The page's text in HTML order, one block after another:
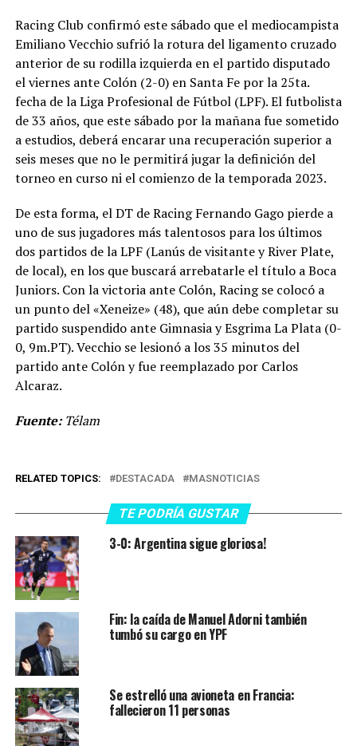
Racing Club confirmó este sábado que el mediocampista
Emiliano Vecchio sufrió la rotura del ligamento cruzado
anterior de su rodilla izquierda en el partido disputado
el viernes ante Colón (2-0) en Santa Fe por la 25ta.
fecha de la Liga Profesional de Fútbol (LPF). El futbolista
de 33 años, que este sábado por la mañana fue sometido
a estudios, deberá encarar una recuperación superior a
seis meses que no le permitirá jugar la definición del
torneo en curso ni el comienzo de la temporada 2023.
De esta forma, el DT de Racing Fernando Gago pierde a
uno de sus jugadores más talentosos para los últimos
dos partidos de la LPF (Lanús de visitante y River Plate,
de local), en los que buscará arrebatarle el título a Boca
Juniors. Con la victoria ante Colón, Racing se colocó a
un punto del «Xeneize» (48), que aún debe completar su
partido suspendido ante Gimnasia y Esgrima La Plata (0-
0, 9m.PT). Vecchio se lesionó a los 35 minutos del
partido ante Colón y fue reemplazado por Carlos
Alcaraz.
Fuente:Télam
RELATED TOPICS: DESTACADA MASNOTICIAS
TE PODRÍA GUSTAR
3-0: Argentina sigue gloriosa!
Fin: la caída de Manuel Adorni también
tumbó su cargo en YPF
Se estrelló una avioneta en Francia:
fallecieron 11 personas